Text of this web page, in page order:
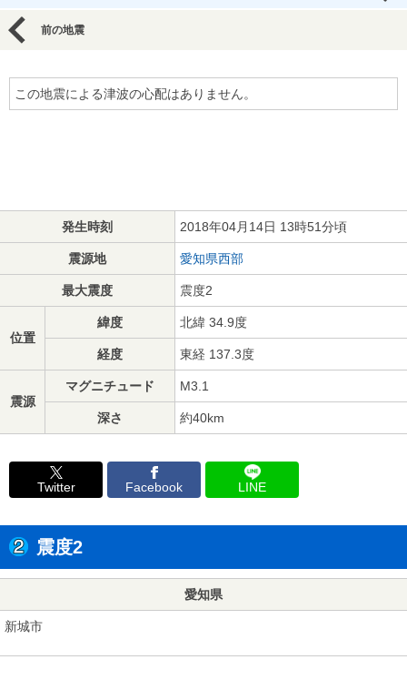
前の地震
この地震による津波の心配はありません。
発生時刻 2018年04月14日 13時51分頃
震源地 愛知県西部
最大震度 震度2
位置
緯度 北緯 34.9度
経度 東経 137.3度
震源
マグニチュード M3.1
深さ 約40km
Twitter Facebook LINE
震度2
愛知県
新城市